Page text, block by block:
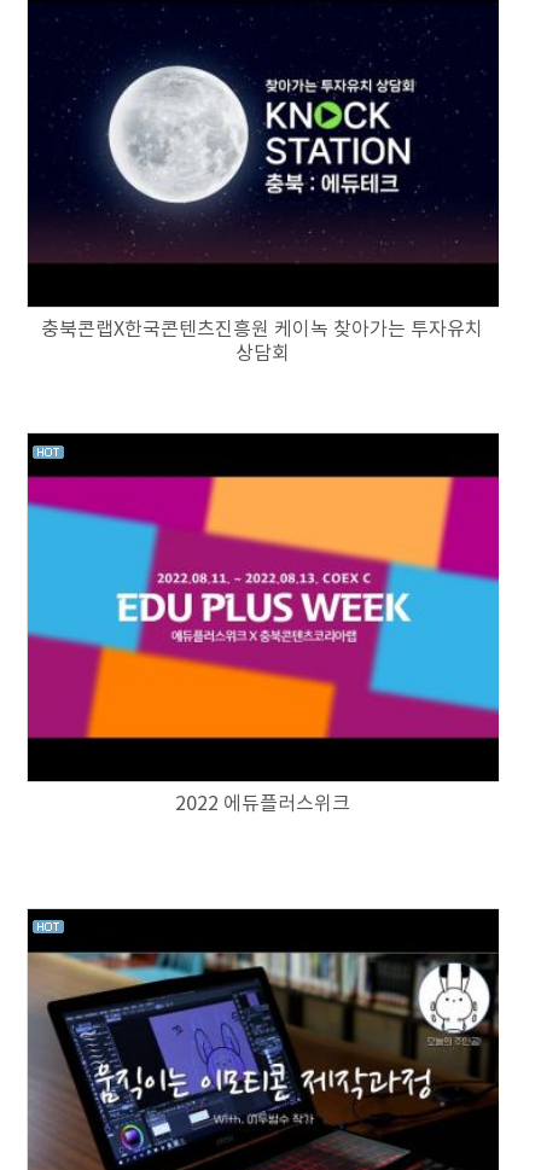
충북콘랩X한국콘텐츠진흥원 케이녹 찾아가는 투자유치
상담회
2022 에듀플러스위크